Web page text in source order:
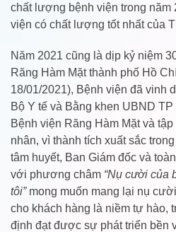
chất lượng bệnh viện trong năm
viện có chất lượng tốt nhất của
Năm 2021 cũng là dịp kỷ niệm
Răng Hàm Mặt thành phố Hồ
18/01/2021), Bệnh viện đã vinh
Bộ Y tế và Bằng khen UBND
Bệnh viện Răng Hàm Mặt và
nhân, vì thành tích xuất sắc
tâm huyết, Ban Giám đốc và
với phương châm “Nụ cười của
tôi”mong muốn mang lại nụ
cho khách hàng là niềm tự hào,
định đạt được sự phát triển bền